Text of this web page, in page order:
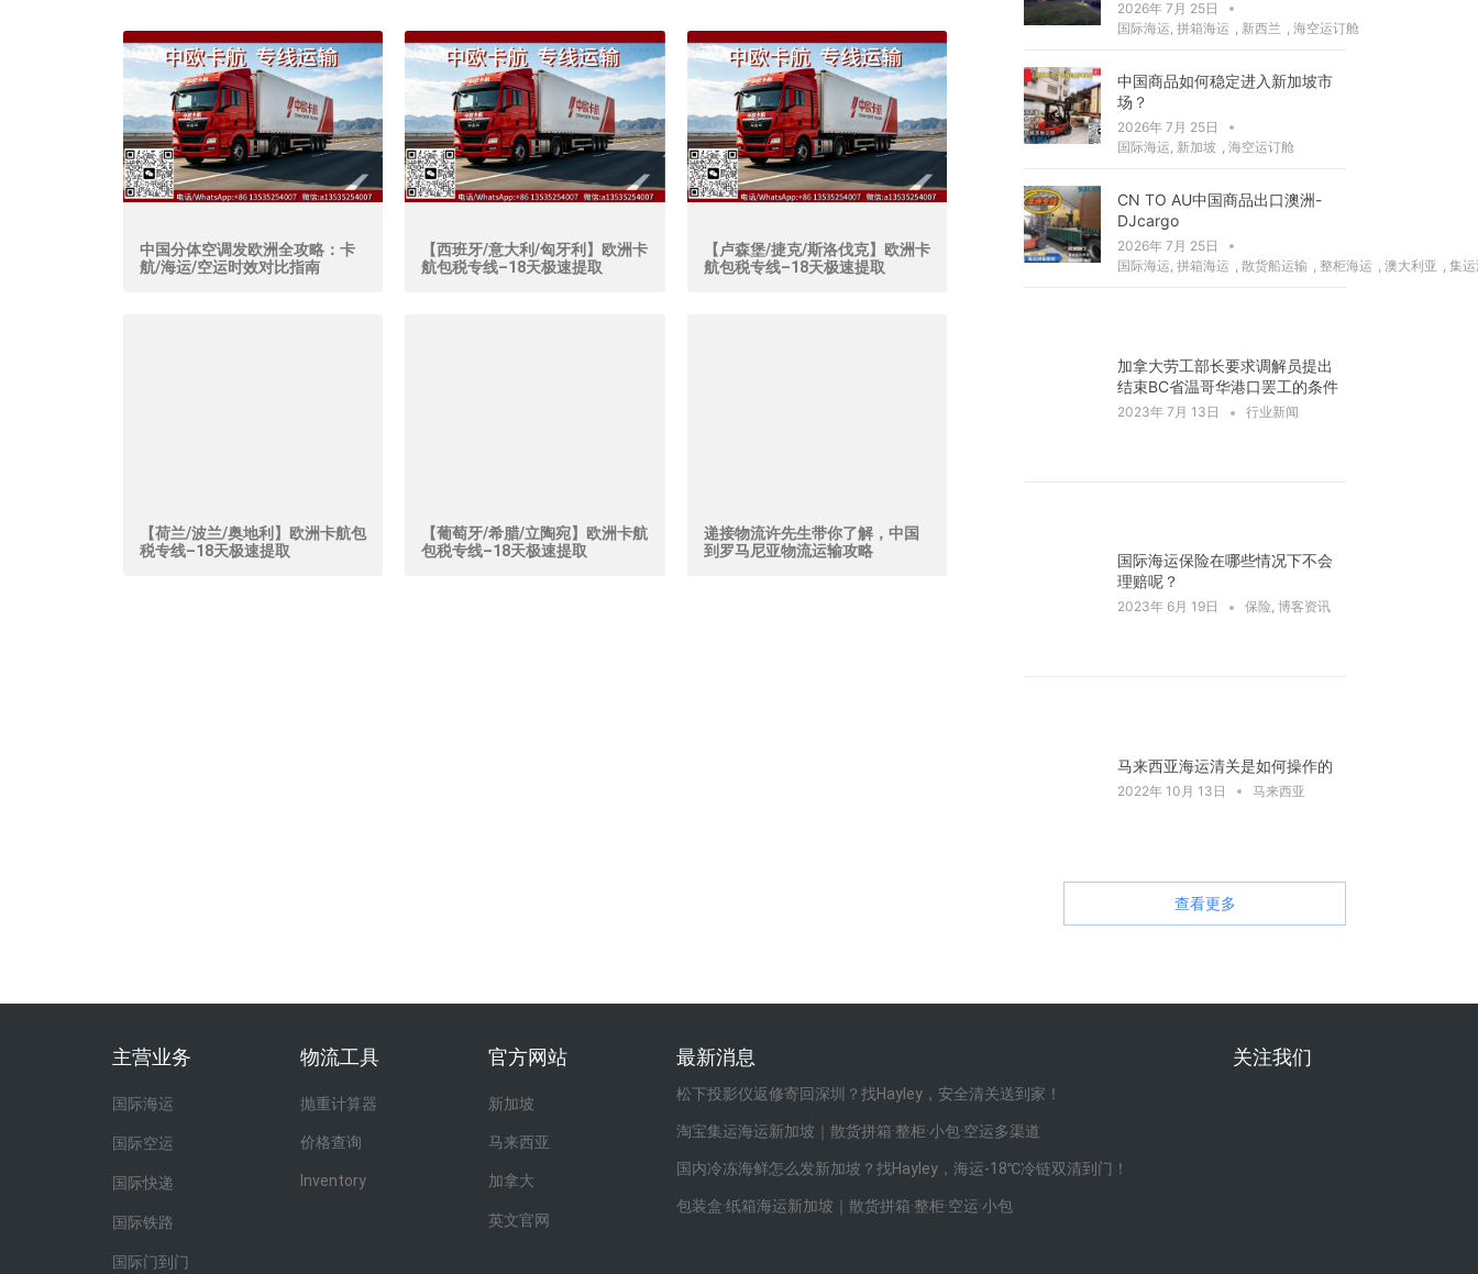
中国分体空调发欧洲全攻略：卡
航/海运/空运时效对比指南
【西班牙/意大利/匈牙利】欧洲卡
航包税专线–18天极速提取
【卢森堡/捷克/斯洛伐克】欧洲卡
航包税专线–18天极速提取
【荷兰/波兰/奥地利】欧洲卡航包
税专线–18天极速提取
【葡萄牙/希腊/立陶宛】欧洲卡航
包税专线–18天极速提取
递接物流许先生带你了解，中国
到罗马尼亚物流运输攻略
2026年 7月 25日
国际海运 拼箱海运 新西兰 海空运订舱
中国商品如何稳定进入新加坡市
场？
2026年 7月 25日
国际海运 新加坡 海空运订舱
CN TO AU中国商品出口澳洲-
DJcargo
2026年 7月 25日
国际海运 拼箱海运 散货船运输 整柜海运 澳大利亚 集
加拿大劳工部长要求调解员提出
结束BC省温哥华港口罢工的条件
2023年 7月 13日 行业新闻
国际海运保险在哪些情况下不会
理赔呢？
2023年 6月 19日 保险, 博客资讯
马来西亚海运清关是如何操作的
2022年 10月 13日 马来西亚
查看更多
主营业务
国际海运
国际空运
国际快递
国际铁路
国际门到门
物流工具
抛重计算器
价格查询
Inventory
官方网站
新加坡
马来西亚
加拿大
英文官网
最新消息
松下投影仪返修寄回深圳？找Hayley，安全清关送到家！
淘宝集运海运新加坡｜散货拼箱·整柜·小包·空运多渠道
国内冷冻海鲜怎么发新加坡？找Hayley，海运-18℃冷链双清到门！
包装盒·纸箱海运新加坡｜散货拼箱·整柜·空运·小包
关注我们